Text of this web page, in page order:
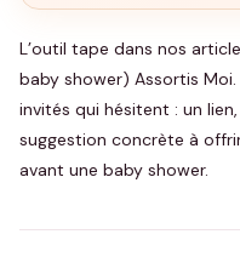
L’outil tape dans nos
baby shower) Assortis
invités qui hésitent : un
suggestion concrète à
avant une baby shower.